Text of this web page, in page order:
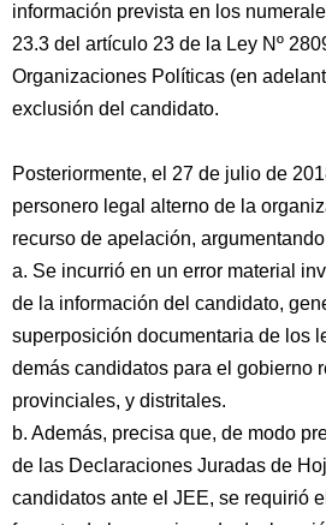
información prevista en los
23.3 del artículo 23 de la Ley Nº
Organizaciones Políticas (en
exclusión del candidato.
Posteriormente, el 27 de julio de
personero legal alterno de la
recurso de apelación,
a. Se incurrió en un error material
de la información del candidato,
superposición documentaria de los
demás candidatos para el gobierno
provinciales, y distritales.
b. Además, precisa que, de modo
de las Declaraciones Juradas de
candidatos ante el JEE, se requirió